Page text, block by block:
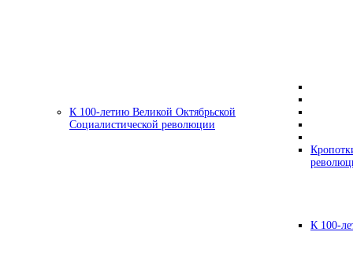
К 100-летию Великой Октябрьской
Социалистической революции
К 100-